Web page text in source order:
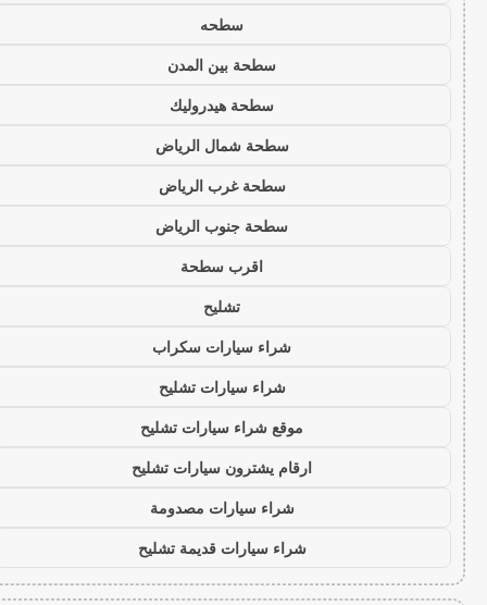
سطحه
سطحة بين المدن
سطحة هيدروليك
سطحة شمال الرياض
سطحة غرب الرياض
سطحة جنوب الرياض
اقرب سطحة
تشليح
شراء سيارات سكراب
شراء سيارات تشليح
موقع شراء سيارات تشليح
ارقام يشترون سيارات تشليح
شراء سيارات مصدومة
شراء سيارات قديمة تشليح